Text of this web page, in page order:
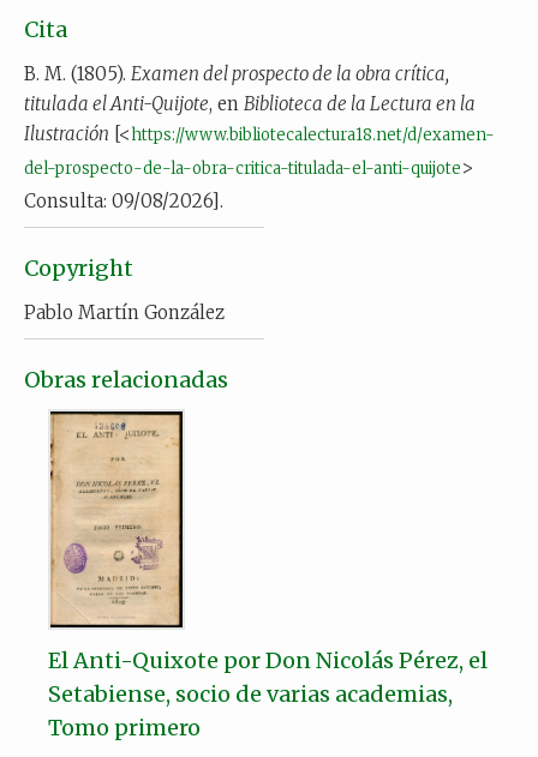
Cita
B. M. (1805). Examen del prospecto de la obra crítica,
titulada el Anti-Quijote, en Biblioteca de la Lectura en la
Ilustración [<https://www.bibliotecalectura18.net/d/examen-
del-prospecto-de-la-obra-critica-titulada-el-anti-quijote>
Consulta: 09/08/2026].
Copyright
Pablo Martín González
Obras relacionadas
El Anti-Quixote por Don Nicolás Pérez, el
Setabiense, socio de varias academias,
Tomo primero